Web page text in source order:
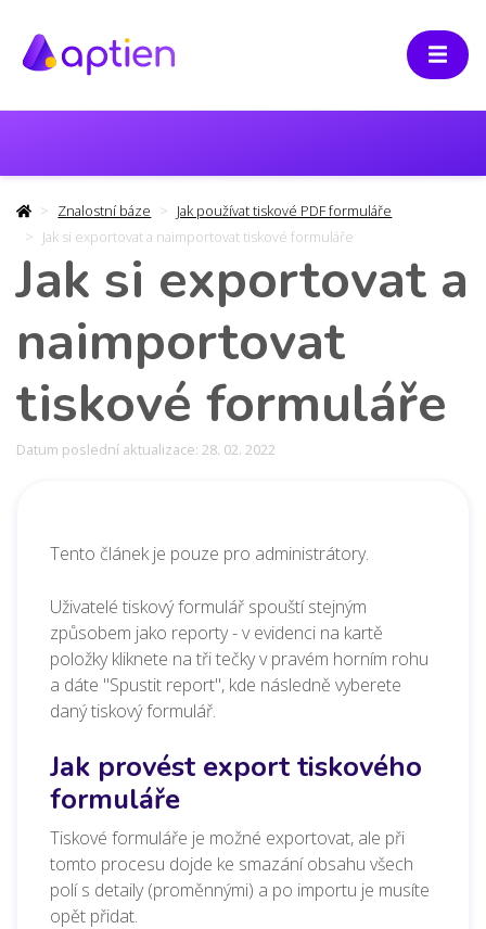
Znalostní báze
Jak používat tiskové PDF formuláře
Jak si exportovat a naimportovat tiskové formuláře
Jak si exportovat a
naimportovat
tiskové formuláře
Datum poslední aktualizace: 28. 02. 2022
Tento článek je pouze pro administrátory.
Uživatelé tiskový formulář spouští stejným
způsobem jako reporty -v evidenci na kartě
položky kliknete na tři tečky v pravém horním rohu
a dáte "Spustit report", kde následně vyberete
daný tiskový formulář.
Jak provést export tiskového
formuláře
Tiskové formuláře je možné exportovat, ale při
tomto procesu dojde ke smazání obsahu všech
polí s detaily (proměnnými) a po importu je musíte
opět přidat.